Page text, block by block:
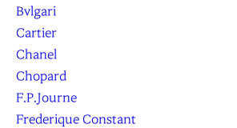
Bvlgari
Cartier
Chanel
Chopard
F.P.Journe
Frederique Constant